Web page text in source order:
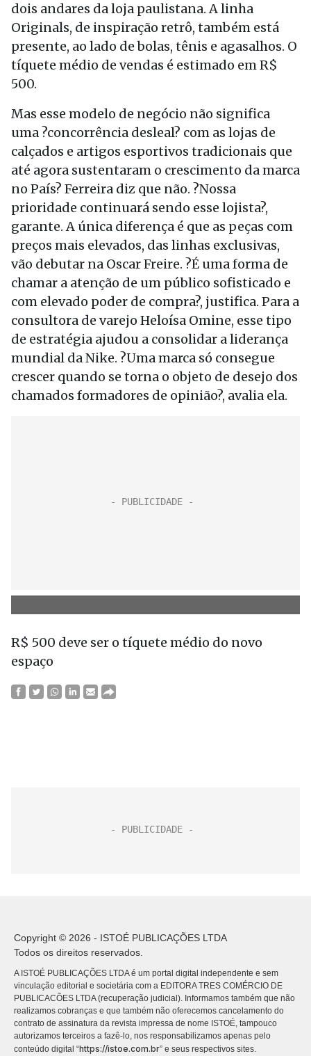
dois andares da loja paulistana. A linha
Originals, de inspiração retrô, também está
presente, ao lado de bolas, tênis e agasalhos. O
tíquete médio de vendas é estimado em R$
500.
Mas esse modelo de negócio não significa
uma ?concorrência desleal? com as lojas de
calçados e artigos esportivos tradicionais que
até agora sustentaram o crescimento da marca
no País? Ferreira diz que não. ?Nossa
prioridade continuará sendo esse lojista?,
garante. A única diferença é que as peças com
preços mais elevados, das linhas exclusivas,
vão debutar na Oscar Freire. ?É uma forma de
chamar a atenção de um público sofisticado e
com elevado poder de compra?, justifica. Para a
consultora de varejo Heloísa Omine, esse tipo
de estratégia ajudou a consolidar a liderança
mundial da Nike. ?Uma marca só consegue
crescer quando se torna o objeto de desejo dos
chamados formadores de opinião?, avalia ela.
R$ 500 deve ser o tíquete médio do novo
espaço
Copyright © 2026 - ISTOÉ PUBLICAÇÕES LTDA
Todos os direitos reservados.
A ISTOÉ PUBLICAÇÕES LTDA é um portal digital independente e sem
vinculação editorial e societária com a EDITORA TRES COMÉRCIO DE
PUBLICACÕES LTDA (recuperação judicial). Informamos também que não
realizamos cobranças e que também não oferecemos cancelamento do
contrato de assinatura da revista impressa de nome ISTOÉ, tampouco
autorizamos terceiros a fazê-lo, nos responsabilizamos apenas pelo
conteúdo digital “https://istoe.com.br” e seus respectivos sites.